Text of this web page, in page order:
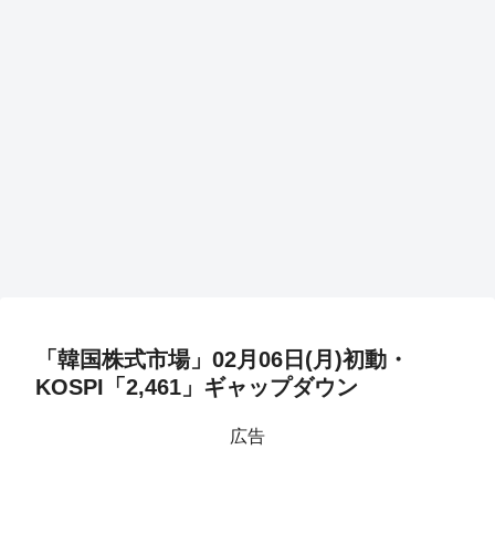
「韓国株式市場」02月06日(月)初動・
KOSPI「2,461」ギャップダウン
広告